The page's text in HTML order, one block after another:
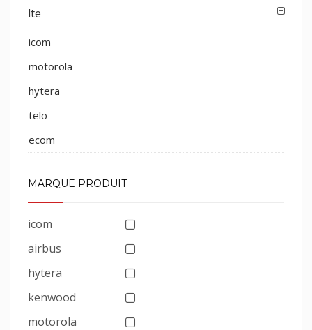
lte
icom
motorola
hytera
telo
ecom
MARQUE PRODUIT
icom
airbus
hytera
kenwood
motorola